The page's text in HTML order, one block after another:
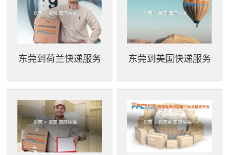
东莞到荷兰快递服务 东莞到美国快递服务